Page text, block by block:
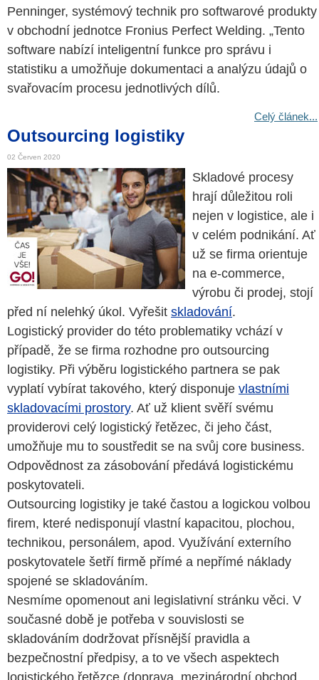
Penninger, systémový technik pro softwarové produkty
v obchodní jednotce Fronius Perfect Welding. „Tento
software nabízí inteligentní funkce pro správu i
statistiku a umožňuje dokumentaci a analýzu údajů o
svařovacím procesu jednotlivých dílů.
Celý článek...
Outsourcing logistiky
02 Červen 2020
Skladové procesy
hrají důležitou roli
nejen v logistice, ale i
v celém podnikání. Ať
už se firma orientuje
na e-commerce,
výrobu či prodej, stojí
před ní nelehký úkol. Vyřešit skladování.
Logistický provider do této problematiky vchází v
případě, že se firma rozhodne pro outsourcing
logistiky. Při výběru logistického partnera se pak
vyplatí vybírat takového, který disponuje vlastními
skladovacími prostory. Ať už klient svěří svému
providerovi celý logistický řetězec, či jeho část,
umožňuje mu to soustředit se na svůj core business.
Odpovědnost za zásobování předává logistickému
poskytovateli.
Outsourcing logistiky je také častou a logickou volbou
firem, které nedisponují vlastní kapacitou, plochou,
technikou, personálem, apod. Využívání externího
poskytovatele šetří firmě přímé a nepřímé náklady
spojené se skladováním.
Nesmíme opomenout ani legislativní stránku věci. V
současné době je potřeba v souvislosti se
skladováním dodržovat přísnější pravidla a
bezpečnostní předpisy, a to ve všech aspektech
logistického řetězce (doprava, mezinárodní obchod,